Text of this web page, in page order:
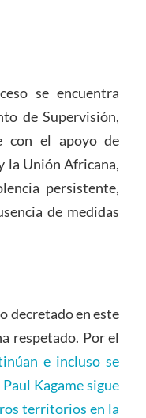
se encuentra
de Supervisión,
con el apoyo de
la Unión Africana,
persistente,
de medidas
decretado en este
respetado. Por el
e incluso se
Kagame sigue
territorios en la